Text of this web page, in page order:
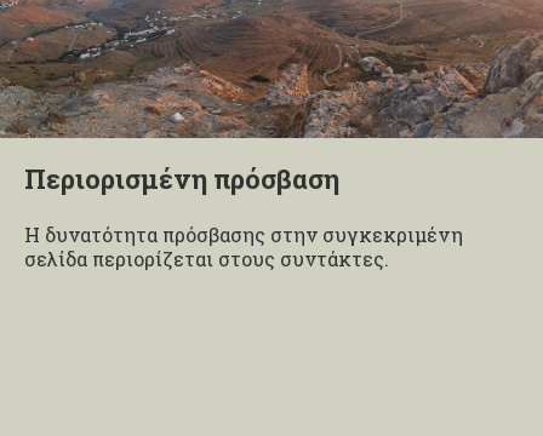
Περιορισμένη πρόσβαση
Η δυνατότητα πρόσβασης στην συγκεκριμένη
σελίδα περιορίζεται στους συντάκτες.